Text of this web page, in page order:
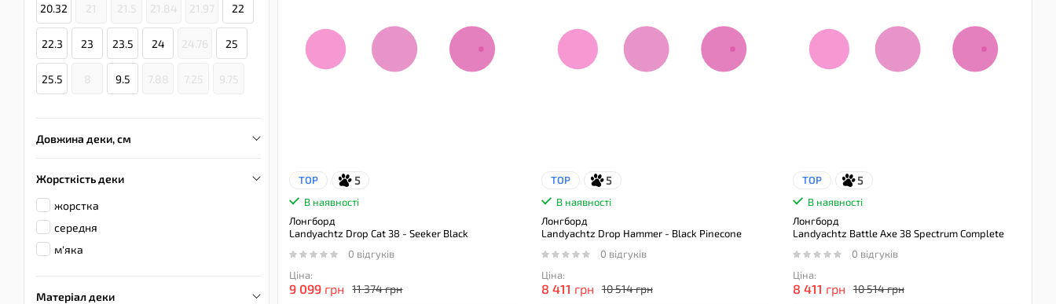
TOP 5
В наявності
Лонгборд
Landyachtz Drop Cat 38 - Seeker Black
0 відгуків
Ціна:
9 099 грн 11 374 грн
TOP 5
В наявності
Лонгборд
Landyachtz Drop Hammer - Black Pinecone
0 відгуків
Ціна:
8 411 грн 10 514 грн
TOP 5
В наявності
Лонгборд
Landyachtz Battle Axe 38 Spectrum Complete
0 відгуків
Ціна:
8 411 грн 10 514 грн
20.32 21 21.5 21.84 21.97 22
22.3 23 23.5 24 24.76 25
25.5 8 9.5 7.88 7.25 9.75
Довжина деки, см
Жорсткість деки
жорстка
середня
м'яка
Матеріал деки